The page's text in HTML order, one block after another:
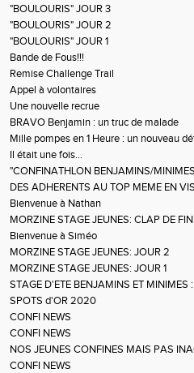
"BOULOURIS" JOUR 3
"BOULOURIS" JOUR 2
"BOULOURIS" JOUR 1
Bande de Fous!!!
Remise Challenge Trail
Appel à volontaires
Une nouvelle recrue
BRAVO Benjamin : un truc de malade
Mille pompes en 1 Heure : un nouveau
Il était une fois...
"CONFINATHLON BENJAMINS/
DES ADHERENTS AU TOP MEME EN
Bienvenue à Nathan
MORZINE STAGE JEUNES: CLAP DE FIN
Bienvenue à Siméo
MORZINE STAGE JEUNES: JOUR 2
MORZINE STAGE JEUNES: JOUR 1
STAGE D'ETE BENJAMINS ET MINIMES
SPOTS d'OR 2020
CONFI NEWS
CONFI NEWS
NOS JEUNES CONFINES MAIS PAS
CONFI NEWS